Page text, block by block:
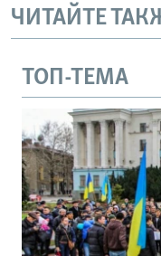
ЧИТАЙТЕ
ТОП-ТЕМА